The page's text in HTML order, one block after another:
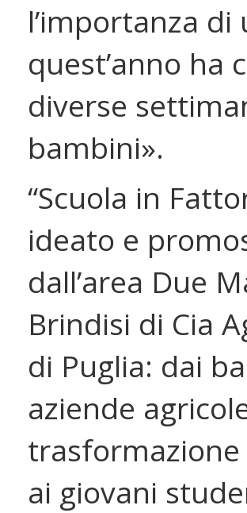
l’importanza di
quest’anno ha
diverse
bambini».
“Scuola in
ideato e
dall’area Due
Brindisi di Cia
di Puglia: dai
aziende
ai giovani